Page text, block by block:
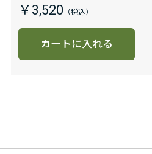
￥3,520
カートに入れる